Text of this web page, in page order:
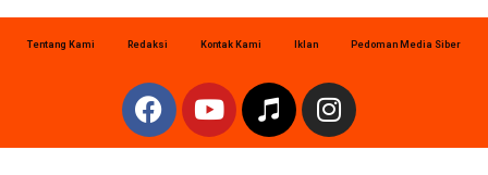
Tentang Kami Redaksi Kontak Kami Iklan Pedoman Media Siber